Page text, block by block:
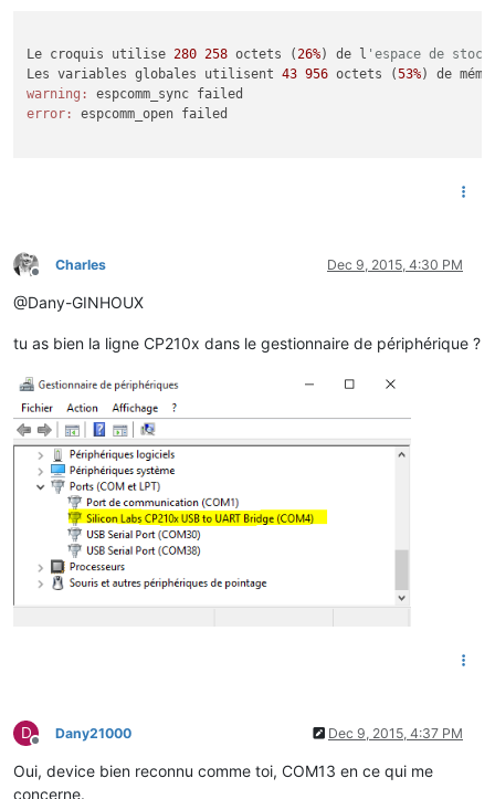
Le croquis utilise 280 258 octets (26%) de l 'espace de
Les variables globales utilisent 43 956 octets (53%) de
warning:
error:
espcomm_open failed
Offline
Charles Dec 9, 2015, 4:30 PM
@Dany-GINHOUX
tu as bien la ligne CP210x dans le gestionnaire de périphérique ?
D
Offline
Dany21000 Dec 9, 2015, 4:37 PM
Oui, device bien reconnu comme toi, COM13 en ce qui me
concerne.